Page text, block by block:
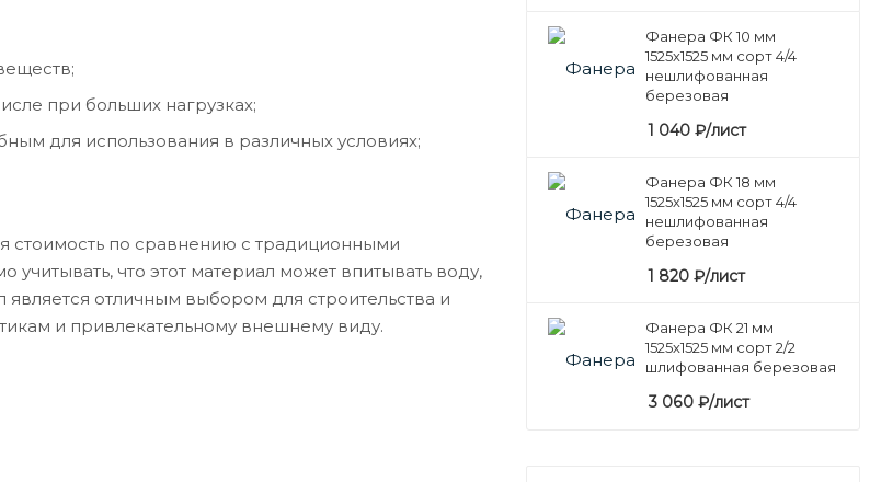
при больших нагрузках;
для использования в различных условиях;
стоимость по сравнению с традиционными
что этот материал может впитывать воду,
отличным выбором для строительства и
и привлекательному внешнему виду.
Фанера ФК 10 мм
1525х1525 мм сорт 4/4
нешлифованная
березовая
1 040 ₽/лист
Фанера ФК 18 мм
1525х1525 мм сорт 4/4
нешлифованная
березовая
1 820 ₽/лист
Фанера ФК 21 мм
1525х1525 мм сорт 2/2
шлифованная березовая
3 060 ₽/лист